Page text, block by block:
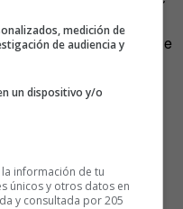
de los cartógrafos en
ser la única muestra de
propias fronteras.
medición de
de audiencia y
un dispositivo y/o
información de tu
únicos y otros datos en
y consultada por 205